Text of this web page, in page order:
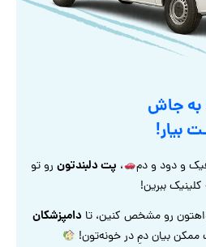
به جاش
بیار!
و دود و دم ، پت دلبندتونرو تو
ببرین!
رو مشخص کنین، تا دامپزشکان
ممکن بیان دمِ در خونه‌تون!